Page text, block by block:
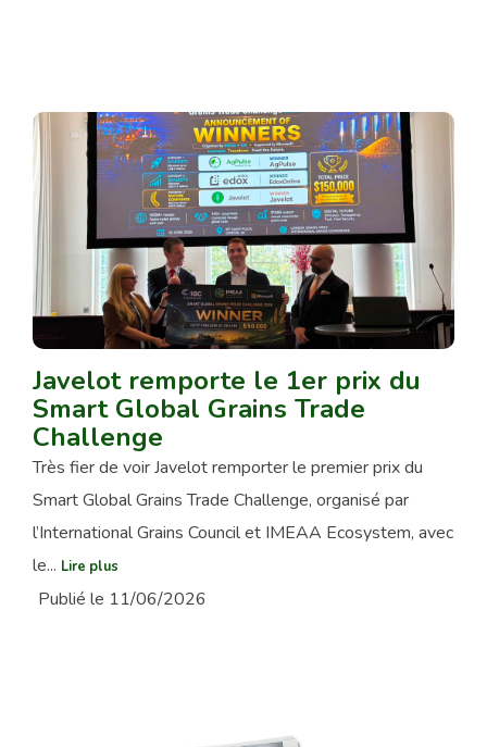
Javelot remporte le 1er prix du
Smart Global Grains Trade
Challenge
Très fier de voir Javelot remporter le premier prix du
Smart Global Grains Trade Challenge, organisé par
l’International Grains Council et IMEAA Ecosystem, avec
le... Lire plus
Publié le 11/06/2026